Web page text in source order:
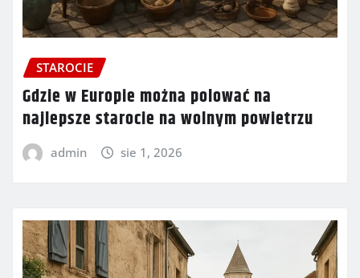
STAROCIE
Gdzie w Europie można polować na
najlepsze starocie na wolnym powietrzu
admin sie 1, 2026